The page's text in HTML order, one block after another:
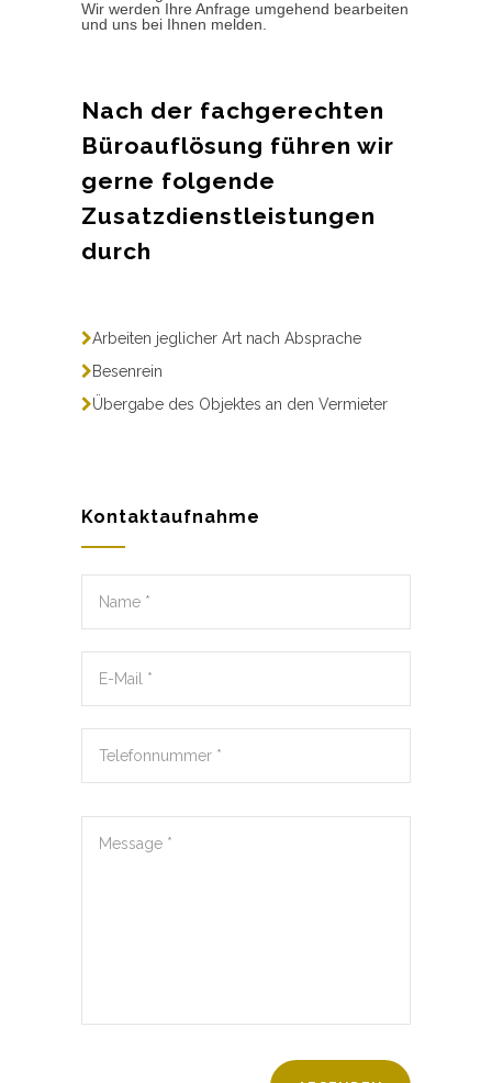
Wir werden Ihre Anfrage umgehend bearbeiten
und uns bei Ihnen melden.
Nach der fachgerechten
Büroauflösung führen wir
gerne folgende
Zusatzdienstleistungen
durch
Arbeiten jeglicher Art nach Absprache
Besenrein
Übergabe des Objektes an den Vermieter
Kontaktaufnahme